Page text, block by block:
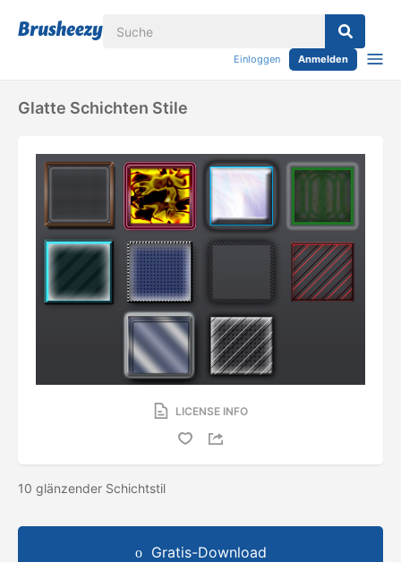
Einloggen Anmelden
Glatte Schichten Stile
LICENSE INFO
10 glänzender Schichtstil
Gratis-Download